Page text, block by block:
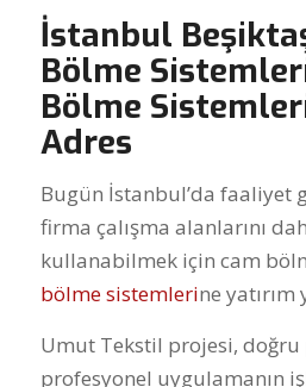
İstanbul
Bölme
Bölme
Adres
Bugün İstanbul’da faaliyet
firma çalışma alanlarını
kullanabilmek için cam
bölme sistemlerine
Umut Tekstil projesi, doğru
profesyonel uygulamanın